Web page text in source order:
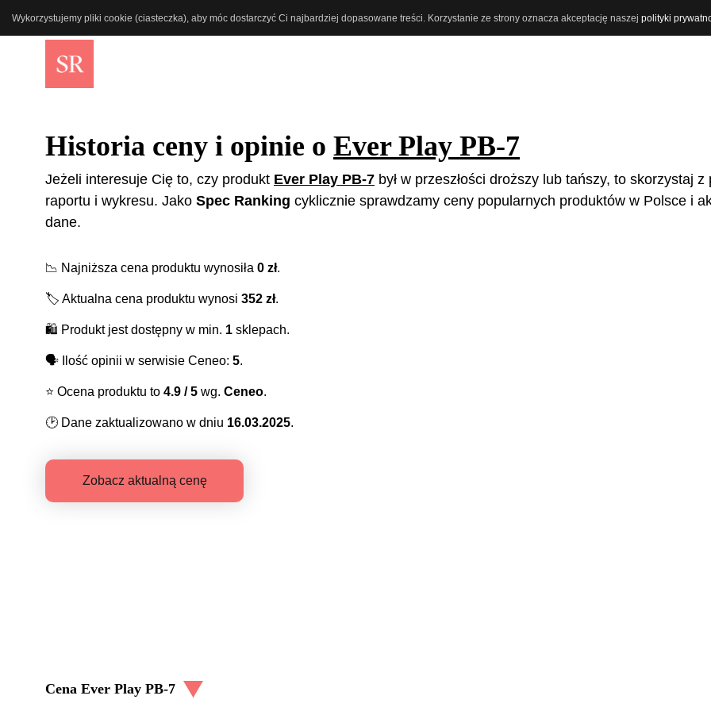
Wykorzystujemy pliki cookie (ciasteczka), aby móc dostarczyć Ci najbardziej dopasowane treści. Korzystanie ze strony oznacza akceptację naszej polityki
Historia ceny i opinie o Ever Play PB-7
Jeżeli interesuje Cię to, czy produkt Ever Play PB-7 był w przeszłości droższy lub tańszy, to skorzystaj z
raportu i wykresu. Jako Spec Ranking cyklicznie sprawdzamy ceny popularnych produktów w Polsce i
dane.
📉 Najniższa cena produktu wynosiła 0 zł.
🏷️ Aktualna cena produktu wynosi 352 zł.
🛍️ Produkt jest dostępny w min. 1 sklepach.
🗣️ Ilość opinii w serwisie Ceneo: 5.
⭐️ Ocena produktu to 4.9 / 5 wg. Ceneo.
🕑 Dane zaktualizowano w dniu 16.03.2025.
Zobacz aktualną cenę
Cena Ever Play PB-7